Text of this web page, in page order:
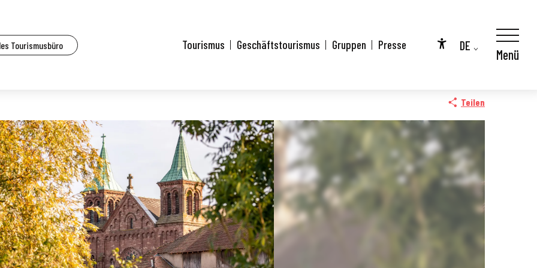
Tourismusbüro
Accessibilité
DE
Tourismus Geschäftstourismus Gruppen Presse
Menü
Teilen